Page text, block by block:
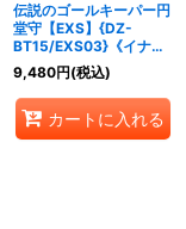
伝説のゴールキーパー円
堂守【EXS】{DZ-
BT15/EXS03}《イナズ
マイレブン》
9,480円(税込)
カートに入れる